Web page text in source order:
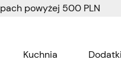
powyżej 500 PLN
Kuchnia